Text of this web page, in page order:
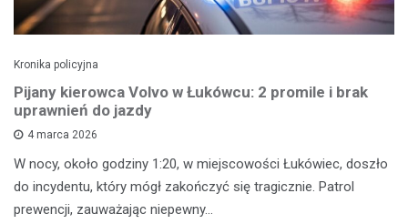
Kronika policyjna
Pijany kierowca Volvo w Łukówcu: 2 promile i brak
uprawnień do jazdy
4 marca 2026
W nocy, około godziny 1:20, w miejscowości Łukówiec, doszło
do incydentu, który mógł zakończyć się tragicznie. Patrol
prewencji, zauważając niepewny…